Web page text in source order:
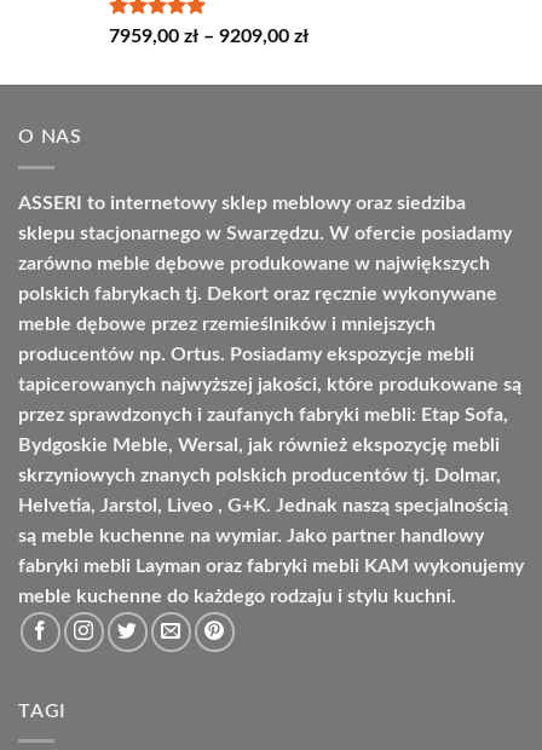
Oceniono
7959,00 zł – 9209,00 złZakres
od
O NAS
ASSERI to internetowy sklep meblowy oraz siedziba
sklepu stacjonarnego w Swarzędzu. W ofercie posiadamy
zarówno meble dębowe produkowane w największych
polskich fabrykach tj. Dekort oraz ręcznie wykonywane
meble dębowe przez rzemieślników i mniejszych
producentów np. Ortus. Posiadamy ekspozycje mebli
tapicerowanych najwyższej jakości, które produkowane są
przez sprawdzonych i zaufanych fabryki mebli: Etap Sofa,
Bydgoskie Meble, Wersal, jak również ekspozycję mebli
skrzyniowych znanych polskich producentów tj. Dolmar,
Helvetia, Jarstol, Liveo , G+K. Jednak naszą specjalnością
są meble kuchenne na wymiar. Jako partner handlowy
fabryki mebli Layman oraz fabryki mebli KAM wykonujemy
meble kuchenne do każdego rodzaju i stylu kuchni.
TAGI